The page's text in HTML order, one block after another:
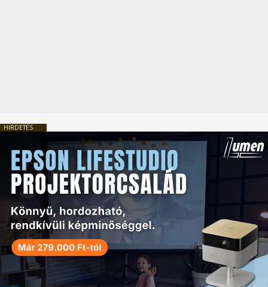
HIRDETÉS